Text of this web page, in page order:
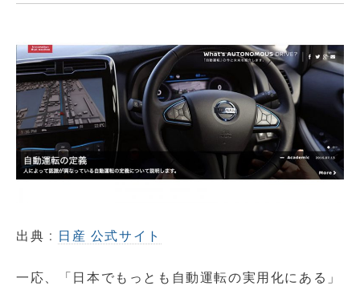
出典 : 日産 公式サイト
一応、「日本でもっとも自動運転の実用化にある」